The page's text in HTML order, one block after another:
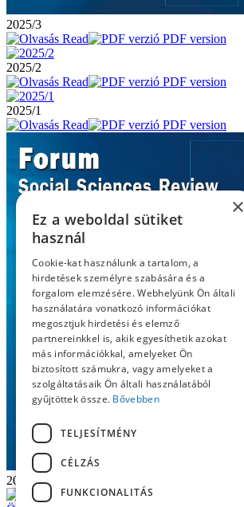
2025/3
Read
PDF version
2025/2
Read
PDF version
2025/1
Read
PDF version
2024/5
Read
×
Ez a weboldal sütiket
használ
Cookie-kat használunk a tartalom, a
hirdetések személyre szabására és a
forgalom elemzésére. Webhelyünk Ön általi
használatára vonatkozó információkat
megosztjuk hirdetési és elemző
partnereinkkel is, akik egyesíthetik azokat
más információkkal, amelyeket Ön
biztosított számukra, vagy amelyeket a
szolgáltatásaik Ön általi használatából
gyűjtöttek össze. Bővebben
TELJESÍTMÉNY
CÉLZÁS
FUNKCIONALITÁS